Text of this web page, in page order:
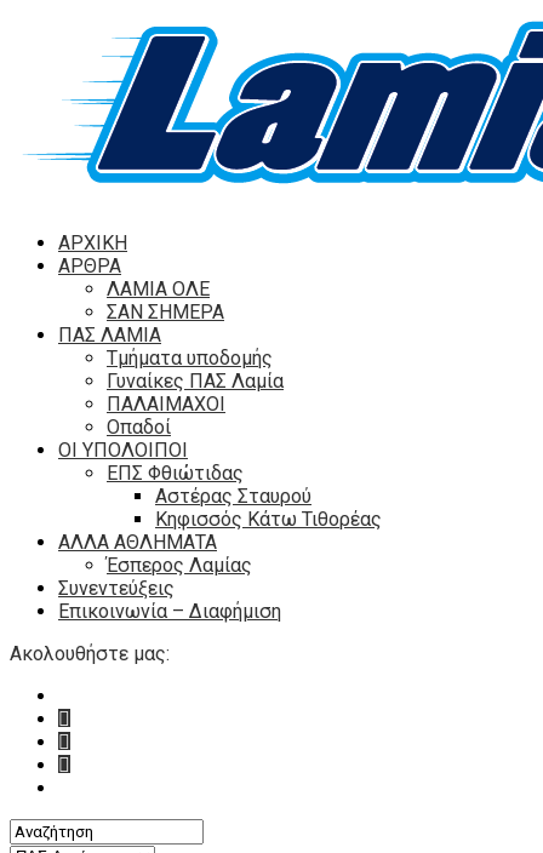
ΑΡΧΙΚΗ
ΑΡΘΡΑ
ΛΑΜΙΑ ΟΛΕ
ΣΑΝ ΣΗΜΕΡΑ
ΠΑΣ ΛΑΜΙΑ
Τμήματα υποδομής
Γυναίκες ΠΑΣ Λαμία
ΠΑΛΑΙΜΑΧΟΙ
Οπαδοί
ΟΙ ΥΠΟΛΟΙΠΟΙ
ΕΠΣ Φθιώτιδας
Αστέρας Σταυρού
Κηφισσός Κάτω Τιθορέας
ΑΛΛΑ ΑΘΛΗΜΑΤΑ
Έσπερος Λαμίας
Συνεντεύξεις
Επικοινωνία – Διαφήμιση
Ακολουθήστε μας: